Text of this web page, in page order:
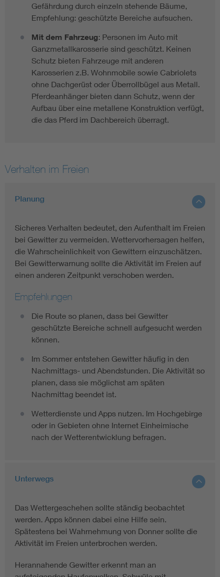
Gefährdung durch einzeln stehende Bäume,
Empfehlung: geschützte Bereiche aufsuchen.
Mit dem Fahrzeug: Personen im Auto mit
Ganzmetallkarosserie sind geschützt. Keinen
Schutz bieten Fahrzeuge mit anderen
Karosserien z.B. Wohnmobile sowie Cabriolets
ohne Dachgerüst oder Überrollbügel aus Metall.
Pferdeanhänger bieten dann Schutz, wenn der
Aufbau über eine metallene Konstruktion verfügt,
die das Pferd im Dachbereich überragt.
Verhalten im Freien
Planung
Sicheres Verhalten bedeutet, den Aufenthalt im Freien
bei Gewitter zu vermeiden. Wettervorhersagen helfen,
die Wahrscheinlichkeit von Gewittern einzuschätzen.
Bei Gewitterwarnung sollte die Aktivität im Freien auf
einen anderen Zeitpunkt verschoben werden.
Empfehlungen
Die Route so planen, dass bei Gewitter
geschützte Bereiche schnell aufgesucht werden
können.
Im Sommer entstehen Gewitter häufig in den
Nachmittags- und Abendstunden. Die Aktivität so
planen, dass sie möglichst am späten
Nachmittag beendet ist.
Wetterdienste und Apps nutzen. Im Hochgebirge
oder in Gebieten ohne Internet Einheimische
nach der Wetterentwicklung befragen.
Unterwegs
Das Wettergeschehen sollte ständig beobachtet
werden. Apps können dabei eine Hilfe sein.
Spätestens bei Wahrnehmung von Donner sollte die
Aktivität im Freien unterbrochen werden.
Herannahende Gewitter erkennt man an